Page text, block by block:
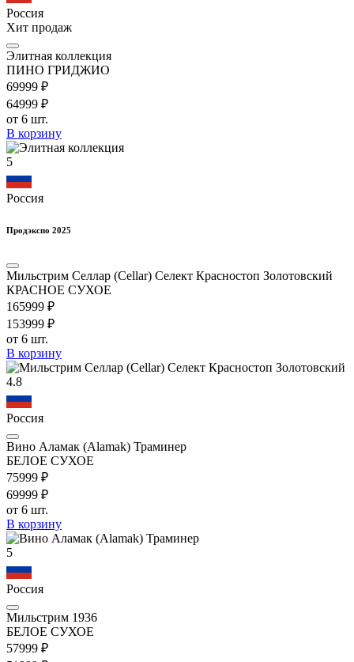
Россия
Хит продаж
Элитная коллекция
ПИНО ГРИДЖИО
69999 ₽
64999 ₽
от 6 шт.
В корзину
5
Россия
Продэкспо 2025
Мильстрим Селлар (Cellar) Селект Красностоп Золотовский
КРАСНОЕ СУХОЕ
165999 ₽
153999 ₽
от 6 шт.
В корзину
4.8
Россия
Вино Аламак (Alamak) Траминер
БЕЛОЕ СУХОЕ
75999 ₽
69999 ₽
от 6 шт.
В корзину
5
Россия
Мильстрим 1936
БЕЛОЕ СУХОЕ
57999 ₽